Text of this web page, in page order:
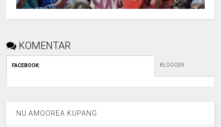
KOMENTAR
FACEBOOK: BLOGGER
NU AMOOREA KUPANG